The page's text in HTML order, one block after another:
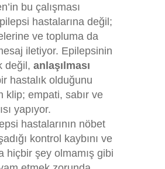
bu çalışması
hastalarına değil;
ve topluma da
iletiyor. Epilepsinin
değil, anlaşılması
hastalık olduğunu
klip; empati, sabır ve
yapıyor.
hastalarının nöbet
kontrol kaybını ve
hiçbir şey olmamış gibi